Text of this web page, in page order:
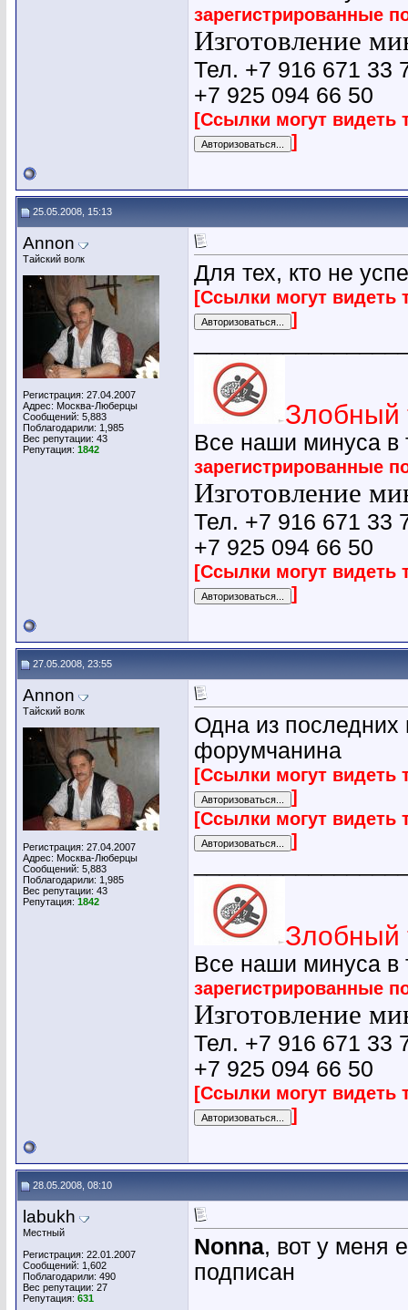
зарегистрированные
Изготовление
Тел. +7 916 671 33
+7 925 094 66 50
[Ссылки могут видеть
]
25.05.2008, 15:13
Annon
Тайский волк
Регистрация: 27.04.2007
Адрес: Москва-Люберцы
Сообщений: 5,883
Поблагодарили: 1,985
Вес репутации: 43
Репутация: 1842
Для тех, кто не
[Ссылки могут видеть
]
Злобный
Все наши минуса
зарегистрированные
Изготовление
Тел. +7 916 671 33
+7 925 094 66 50
[Ссылки могут видеть
]
27.05.2008, 23:55
Annon
Тайский волк
Регистрация: 27.04.2007
Адрес: Москва-Люберцы
Сообщений: 5,883
Поблагодарили: 1,985
Вес репутации: 43
Репутация: 1842
Одна из последних
форумчанина
[Ссылки могут видеть
]
[Ссылки могут видеть
]
Злобный
Все наши минуса
зарегистрированные
Изготовление
Тел. +7 916 671 33
+7 925 094 66 50
[Ссылки могут видеть
]
28.05.2008, 08:10
labukh
Местный
Регистрация: 22.01.2007
Сообщений: 1,602
Поблагодарили: 490
Вес репутации: 27
Репутация: 631
Nonna, вот у меня
подписан